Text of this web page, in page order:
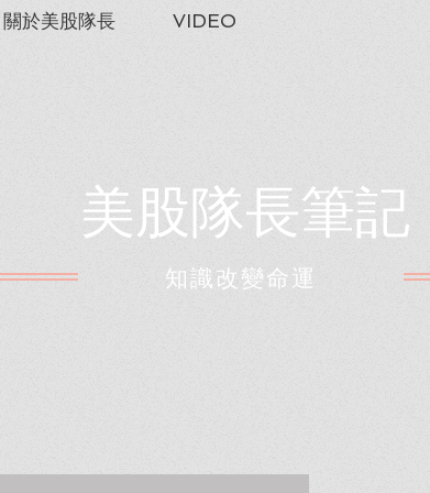
關於美股隊長 VIDEO
美股隊長筆記
​知識改變命運